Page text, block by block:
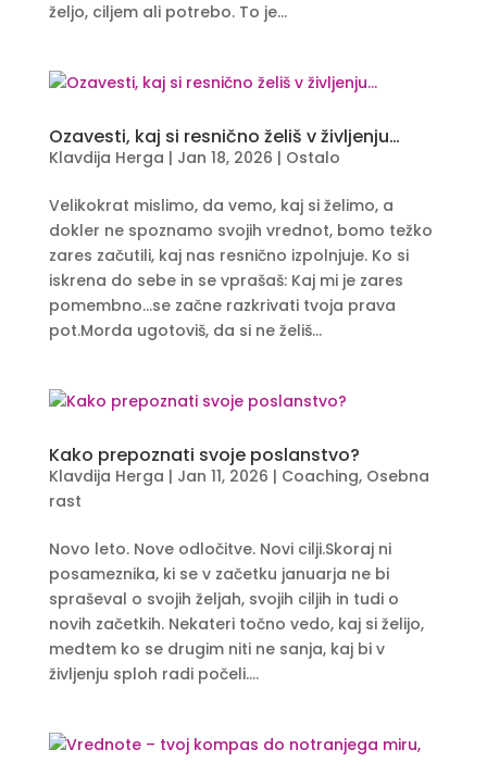
željo, ciljem ali potrebo. To je...
Ozavesti, kaj si resnično želiš v življenju…
Klavdija Herga | Jan 18, 2026 | Ostalo
Velikokrat mislimo, da vemo, kaj si želimo, a
dokler ne spoznamo svojih vrednot, bomo težko
zares začutili, kaj nas resnično izpolnjuje. Ko si
iskrena do sebe in se vprašaš: Kaj mi je zares
pomembno…se začne razkrivati tvoja prava
pot.Morda ugotoviš, da si ne želiš...
Kako prepoznati svoje poslanstvo?
Klavdija Herga | Jan 11, 2026 | Coaching, Osebna
rast
Novo leto. Nove odločitve. Novi cilji.Skoraj ni
posameznika, ki se v začetku januarja ne bi
spraševal o svojih željah, svojih ciljih in tudi o
novih začetkih. Nekateri točno vedo, kaj si želijo,
medtem ko se drugim niti ne sanja, kaj bi v
življenju sploh radi počeli....